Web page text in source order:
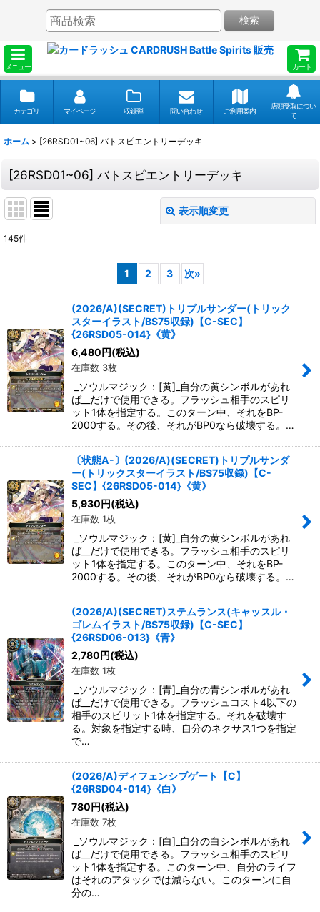
メニュー カート
検索
カテゴリ マイページ 収録弾 問い合わせ ご利用案内
店頭受取につい
て
ホーム > [26RSD01~06] バトスピエントリーデッキ
[26RSD01~06] バトスピエントリーデッキ
表示順変更
絞り込む
145件
1 2 3 次»
(2026/A)(SECRET)トリプルサンダー(トリック
スターイラスト/BS75収録)【C-SEC】
{26RSD05-014}《黄》
6,480円(税込)
在庫数 3枚
_ソウルマジック：[黄]_自分の黄シンボルがあれ
ば__だけで使用できる。フラッシュ相手のスピリ
ット1体を指定する。このターン中、それをBP-
2000する。その後、それがBP0なら破壊する。…
〔状態A-〕(2026/A)(SECRET)トリプルサンダ
ー(トリックスターイラスト/BS75収録)【C-
SEC】{26RSD05-014}《黄》
5,930円(税込)
在庫数 1枚
_ソウルマジック：[黄]_自分の黄シンボルがあれ
ば__だけで使用できる。フラッシュ相手のスピリ
ット1体を指定する。このターン中、それをBP-
2000する。その後、それがBP0なら破壊する。…
(2026/A)(SECRET)ステムランス(キャッスル・
ゴレムイラスト/BS75収録)【C-SEC】
{26RSD06-013}《青》
2,780円(税込)
在庫数 1枚
_ソウルマジック：[青]_自分の青シンボルがあれ
ば__だけで使用できる。フラッシュコスト4以下の
相手のスピリット1体を指定する。それを破壊す
る。対象を指定する時、自分のネクサス1つを指定
で…
(2026/A)ディフェンシブゲート【C】
{26RSD04-014}《白》
780円(税込)
在庫数 7枚
_ソウルマジック：[白]_自分の白シンボルがあれ
ば__だけで使用できる。フラッシュ相手のスピリ
ット1体を指定する。このターン中、自分のライフ
はそれのアタックでは減らない。このターンに自
分の…